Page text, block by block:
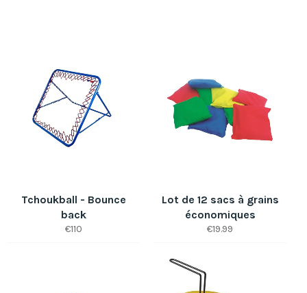
Tchoukball - Bounce
back
Prix
€110
Lot de 12 sacs à grains
économiques
Prix
€19.99